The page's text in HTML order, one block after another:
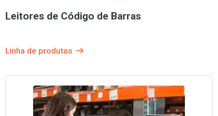
Leitores de Código de Barras
Linha de produtos